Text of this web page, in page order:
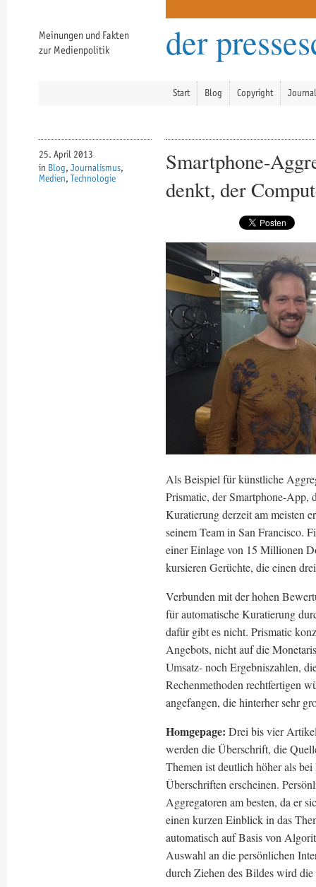
Meinungen und Fakten
zur Medienpolitik
der
Start Blog Copyright
25. April 2013
in Blog, Journalismus,
Medien, Technologie
Smartphone-
denkt, der
Als Beispiel für künstliche
Prismatic, der Smartphone-App,
Kuratierung derzeit am meisten
seinem Team in San Francisco.
einer Einlage von 15 Millionen
kursieren Gerüchte, die einen
Verbunden mit der hohen
für automatische Kuratierung
dafür gibt es nicht. Prismatic
Angebots, nicht auf die
Umsatz- noch Ergebniszahlen,
Rechenmethoden rechtfertigen
angefangen, die hinterher sehr
Homgepage: Drei bis vier
werden die Überschrift, die
Themen ist deutlich höher als
Überschriften erscheinen.
Aggregatoren am besten, da er
einen kurzen Einblick in das
automatisch auf Basis von
Auswahl an die persönlichen
durch Ziehen des Bildes wird